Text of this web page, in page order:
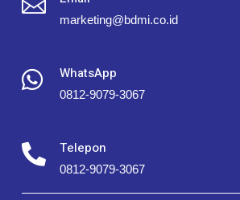

marketing@bdmi.co.id
 WhatsApp
0812-9079-3067
 Telepon
0812-9079-3067